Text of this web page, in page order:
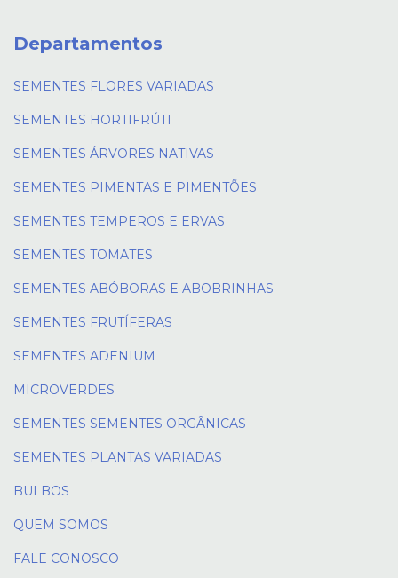
Departamentos
SEMENTES FLORES VARIADAS
SEMENTES HORTIFRÚTI
SEMENTES ÁRVORES NATIVAS
SEMENTES PIMENTAS E PIMENTÕES
SEMENTES TEMPEROS E ERVAS
SEMENTES TOMATES
SEMENTES ABÓBORAS E ABOBRINHAS
SEMENTES FRUTÍFERAS
SEMENTES ADENIUM
MICROVERDES
SEMENTES SEMENTES ORGÂNICAS
SEMENTES PLANTAS VARIADAS
BULBOS
QUEM SOMOS
FALE CONOSCO